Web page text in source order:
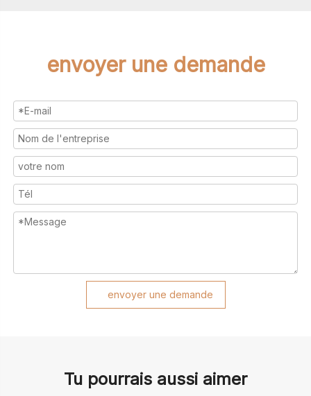
envoyer une demande
envoyer une demande
Tu pourrais aussi aimer